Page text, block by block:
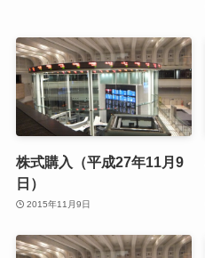
株式購入（平成27年11月9
日）
2015年11月9日